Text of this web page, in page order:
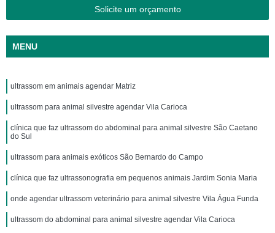
Solicite um orçamento
MENU
ultrassom em animais agendar Matriz
ultrassom para animal silvestre agendar Vila Carioca
clínica que faz ultrassom do abdominal para animal silvestre São Caetano
do Sul
ultrassom para animais exóticos São Bernardo do Campo
clínica que faz ultrassonografia em pequenos animais Jardim Sonia Maria
onde agendar ultrassom veterinário para animal silvestre Vila Água Funda
ultrassom do abdominal para animal silvestre agendar Vila Carioca